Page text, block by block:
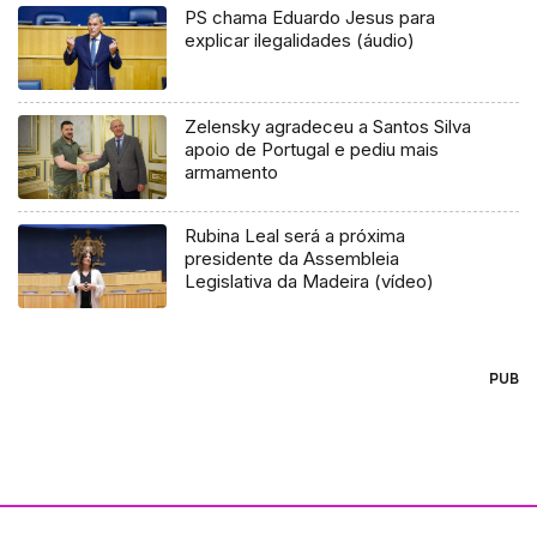
PS chama Eduardo Jesus para
explicar ilegalidades (áudio)
Zelensky agradeceu a Santos Silva
apoio de Portugal e pediu mais
armamento
Rubina Leal será a próxima
presidente da Assembleia
Legislativa da Madeira (vídeo)
PUB